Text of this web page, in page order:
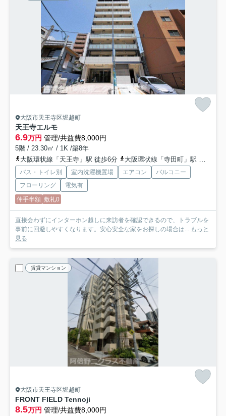
大阪市天王寺区堀越町
天王寺エルモ
6.9万円 管理/共益費8,000円
5階 / 23.30㎡ / 1K /築8年
大阪環状線「天王寺」駅 徒歩6分
大阪環状線「寺田町」駅 徒歩13分
バス・トイレ別 室内洗濯機置場 エアコン
バルコニー
フローリング
電気有
仲手半額 敷礼0
直接会わずにインターホン越しに来訪者を確認できるので、トラブルを
事前に回避しやすくなります。安心安全な家をお探しの場合は... もっと
見る
賃貸マンション
大阪市天王寺区堀越町
FRONT FIELD Tennoji
8.5万円 管理/共益費8,000円